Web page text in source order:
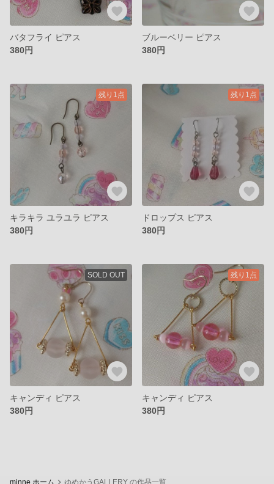
バタフライ ピアス
380円
ブルーベリー ピアス
380円
残り1点
キラキラ ユラユラ ピアス
380円
残り1点
ドロップス ピアス
380円
SOLD OUT
キャンディ ピアス
380円
残り1点
キャンディ ピアス
380円
minne ホーム ゆめかうGALLERY の作品一覧